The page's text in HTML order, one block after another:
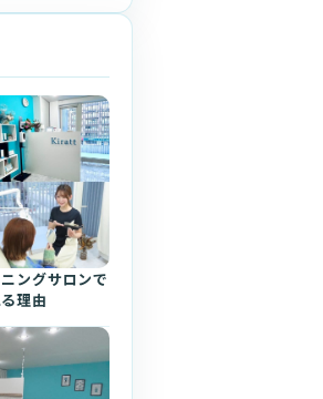
ングサロンで
理由